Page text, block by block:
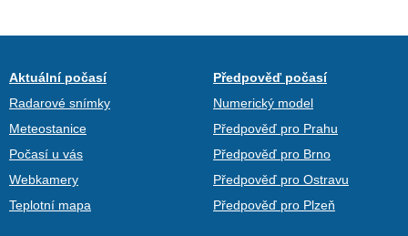
Aktuální počasí
Radarové snímky
Meteostanice
Počasí u vás
Webkamery
Teplotní mapa
Předpověď počasí
Numerický model
Předpověď pro Prahu
Předpověď pro Brno
Předpověď pro Ostravu
Předpověď pro Plzeň